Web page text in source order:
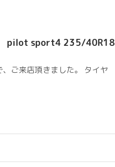
pilot sport4 235/40R18
ご来店頂きました。 タイヤ